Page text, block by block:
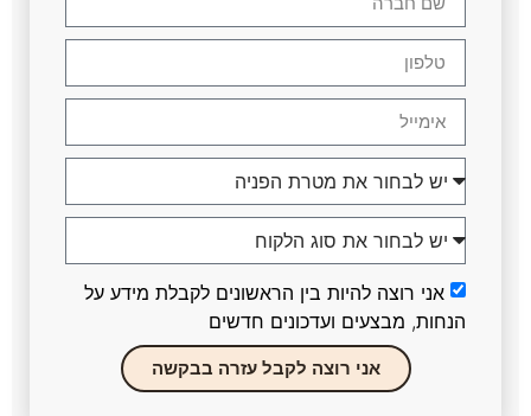
אני רוצה להיות בין הראשונים לקבלת מידע על
הנחות, מבצעים ועדכונים חדשים
אני רוצה לקבל עזרה בבקשה